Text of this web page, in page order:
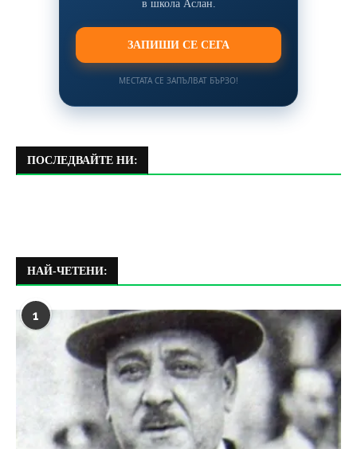
в школа Аслан.
ЗАПИШИ СЕ СЕГА
МЕСТАТА СЕ ЗАПЪЛВАТ БЪРЗО!
ПОСЛЕДВАЙТЕ НИ:
НАЙ-ЧЕТЕНИ:
1